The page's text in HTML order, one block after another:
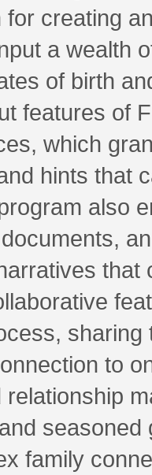
creating
a wealth
of birth
features of
which
hints that
also
to
family